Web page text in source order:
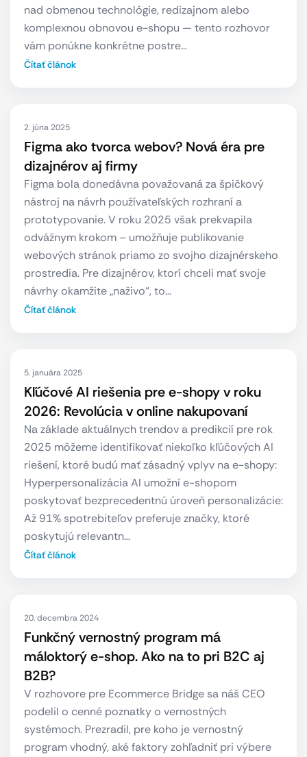
nad obmenou technológie, redizajnom alebo
komplexnou obnovou e-shopu — tento rozhovor
vám ponúkne konkrétne postre…
Čítať článok
2. júna 2025
Figma ako tvorca webov? Nová éra pre
dizajnérov aj firmy
Figma bola donedávna považovaná za špičkový
nástroj na návrh používateľských rozhraní a
prototypovanie. V roku 2025 však prekvapila
odvážnym krokom – umožňuje publikovanie
webových stránok priamo zo svojho dizajnérskeho
prostredia. Pre dizajnérov, ktorí chceli mať svoje
návrhy okamžite „naživo“, to…
Čítať článok
5. januára 2025
Kľúčové AI riešenia pre e-shopy v roku
2026: Revolúcia v online nakupovaní
Na základe aktuálnych trendov a predikcií pre rok
2025 môžeme identifikovať niekoľko kľúčových AI
riešení, ktoré budú mať zásadný vplyv na e-shopy:
Hyperpersonalizácia AI umožní e-shopom
poskytovať bezprecedentnú úroveň personalizácie:
Až 91% spotrebiteľov preferuje značky, ktoré
poskytujú relevantn…
Čítať článok
20. decembra 2024
Funkčný vernostný program má
máloktorý e-shop. Ako na to pri B2C aj
B2B?
V rozhovore pre Ecommerce Bridge sa náš CEO
podelil o cenné poznatky o vernostných
systémoch. Prezradil, pre koho je vernostný
program vhodný, aké faktory zohľadniť pri výbere